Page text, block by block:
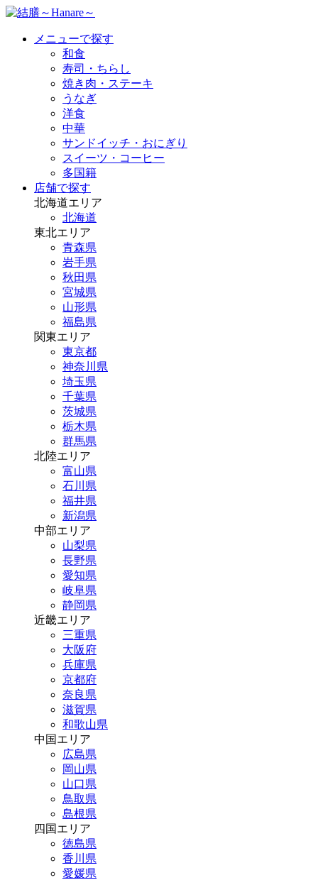
メニューで探す
和食
寿司・ちらし
焼き肉・ステーキ
うなぎ
洋食
中華
サンドイッチ・おにぎり
スイーツ・コーヒー
多国籍
店舗で探す
北海道エリア
北海道
東北エリア
青森県
岩手県
秋田県
宮城県
山形県
福島県
関東エリア
東京都
神奈川県
埼玉県
千葉県
茨城県
栃木県
群馬県
北陸エリア
富山県
石川県
福井県
新潟県
中部エリア
山梨県
長野県
愛知県
岐阜県
静岡県
近畿エリア
三重県
大阪府
兵庫県
京都府
奈良県
滋賀県
和歌山県
中国エリア
広島県
岡山県
山口県
鳥取県
島根県
四国エリア
徳島県
香川県
愛媛県